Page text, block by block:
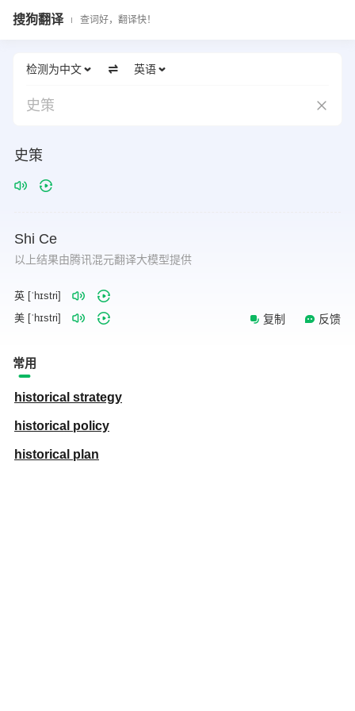
搜狗翻译 查词好，翻译快！
检测为中文 英语
史策
史策
Shi Ce
以上结果由腾讯混元翻译大模型提供
英 [ˈhɪstri]
美 [ˈhɪstri]
复制 反馈
常用
historical strategy
historical policy
historical plan